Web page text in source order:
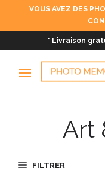
VOUS AVEZ DES
* Livraison
Art
FILTRER